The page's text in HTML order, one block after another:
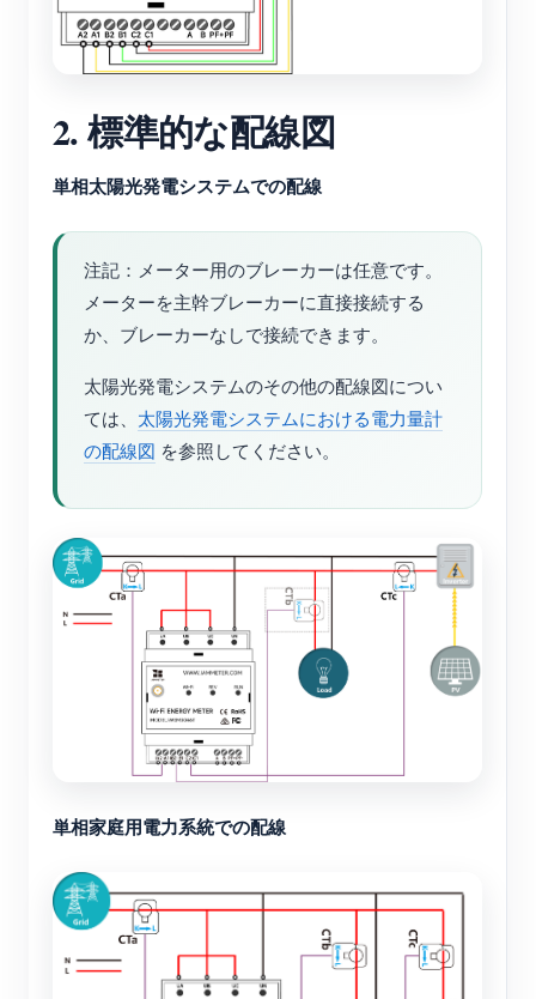
2. 標準的な配線図
単相太陽光発電システムでの配線
注記：メーター用のブレーカーは任意です。
メーターを主幹ブレーカーに直接接続する
か、ブレーカーなしで接続できます。
太陽光発電システムのその他の配線図につい
ては、 太陽光発電システムにおける電力量計
の配線図 を参照してください。
単相家庭用電力系統での配線